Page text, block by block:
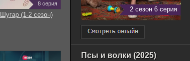
2 сезон 6 серия
Псы и волки (2025)
8 серия
Шугар (1-2 сезон)